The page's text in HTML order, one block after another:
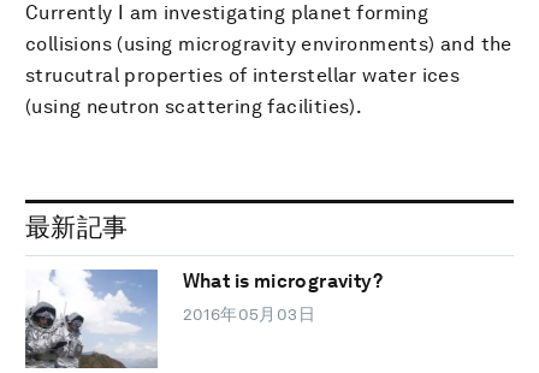
Currently I am investigating planet forming
collisions (using microgravity environments) and the
strucutral properties of interstellar water ices
(using neutron scattering facilities).
最新記事
What is microgravity?
2016年05月03日